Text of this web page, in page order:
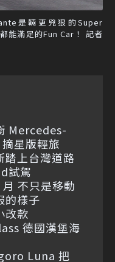
是輛更兇狠的Super
能滿足的Fun Car！ 記者
Mercedes-
星版輕旅
踏上台灣道路
試駕
不只是移動
的樣子
改款
德國漢堡海
Luna 把